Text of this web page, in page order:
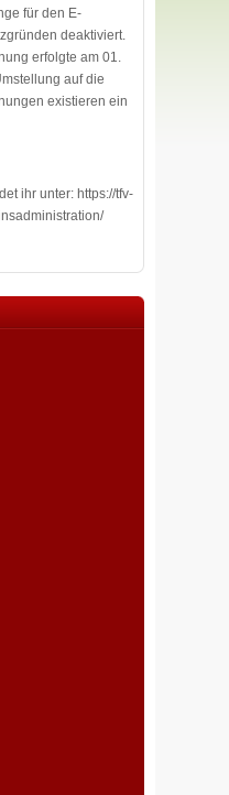
für den E-
deaktiviert.
erfolgte am 01.
auf die
existieren ein
ihr unter: https://tfv-